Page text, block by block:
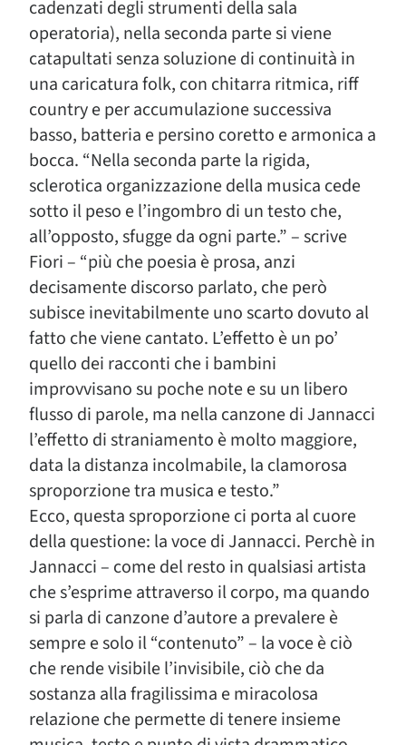
cadenzati degli strumenti della sala
operatoria), nella seconda parte si viene
catapultati senza soluzione di continuità in
una caricatura folk, con chitarra ritmica, riff
country e per accumulazione successiva
basso, batteria e persino coretto e armonica a
bocca. “Nella seconda parte la rigida,
sclerotica organizzazione della musica cede
sotto il peso e l’ingombro di un testo che,
all’opposto, sfugge da ogni parte.” – scrive
Fiori – “più che poesia è prosa, anzi
decisamente discorso parlato, che però
subisce inevitabilmente uno scarto dovuto al
fatto che viene cantato. L’effetto è un po’
quello dei racconti che i bambini
improvvisano su poche note e su un libero
flusso di parole, ma nella canzone di Jannacci
l’effetto di straniamento è molto maggiore,
data la distanza incolmabile, la clamorosa
sproporzione tra musica e testo.”
Ecco, questa sproporzione ci porta al cuore
della questione: la voce di Jannacci. Perchè in
Jannacci – come del resto in qualsiasi artista
che s’esprime attraverso il corpo, ma quando
si parla di canzone d’autore a prevalere è
sempre e solo il “contenuto” – la voce è ciò
che rende visibile l’invisibile, ciò che da
sostanza alla fragilissima e miracolosa
relazione che permette di tenere insieme